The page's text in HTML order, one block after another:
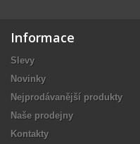
Informace
Slevy
Novinky
Nejprodávanější produkty
Naše prodejny
Kontakty